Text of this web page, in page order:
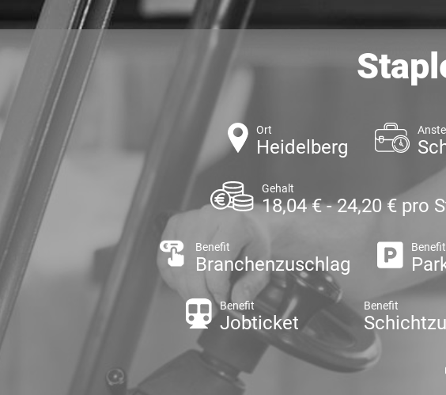
Ort
Heidelberg
Gehalt
18,04 € - 24,20 € pro
Benefit
Branchenzuschlag
Benefit
Benefit
Jobticket
Benefit